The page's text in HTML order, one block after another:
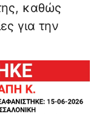
καθώς
για την